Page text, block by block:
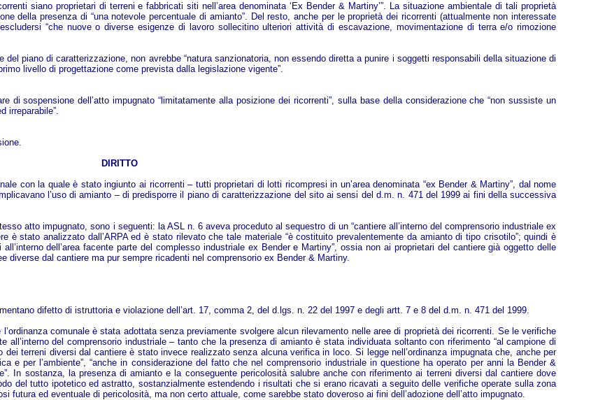
siano proprietari di terreni e fabbricati siti nell’area denominata ‘Ex Bender & Martiny’”. La situazione ambientale di tali proprietà
della presenza di “una notevole percentuale di amianto”. Del resto, anche per le proprietà dei ricorrenti (attualmente non interessate
“che nuove o diverse esigenze di lavoro sollecitino ulteriori attività di escavazione, movimentazione di terra e/o rimozione
piano di caratterizzazione, non avrebbe “natura sanzionatoria, non essendo diretta a punire i soggetti responsabili della situazione di
livello di progettazione come prevista dalla legislazione vigente”.
sospensione dell’atto impugnato “limitatamente alla posizione dei ricorrenti”, sulla base della considerazione che “non sussiste un
irreparabile”.
DIRITTO
con la quale è stato ingiunto ai ricorrenti – tutti proprietari di lotti ricompresi in un’area denominata “ex Bender & Martiny”, dal nome
l’uso di amianto – di predisporre il piano di caratterizzazione del sito ai sensi del d.m. n. 471 del 1999 ai fini della successiva
atto impugnato, sono i seguenti: la ASL n. 6 aveva proceduto al sequestro di un “cantiere all’interno del comprensorio industriale ex
è stato analizzato dall’ARPA ed è stato rilevato che tale materiale “è costituito prevalentemente da amianto di tipo crisotilo”; quindi è
dell’area facente parte del complesso industriale ex Bender e Martiny”, ossia non ai proprietari del cantiere già oggetto delle
diverse dal cantiere ma pur sempre ricadenti nel comprensorio ex Bender & Martiny.
difetto di istruttoria e violazione dell’art. 17, comma 2, del d.lgs. n. 22 del 1997 e degli artt. 7 e 8 del d.m. n. 471 del 1999.
comunale è stata adottata senza previamente svolgere alcun rilevamento nelle aree di proprietà dei ricorrenti. Se le verifiche
all’interno del comprensorio industriale – tanto che la presenza di amianto è stata individuata soltanto con riferimento “al campione di
terreni diversi dal cantiere è stato invece realizzato senza alcuna verifica in loco. Si legge nell’ordinanza impugnata che, anche per
e per l’ambiente”, “anche in considerazione del fatto che nel comprensorio industriale in questione ha operato per anni la Bender &
In sostanza, la presenza di amianto e la conseguente pericolosità salubre anche con riferimento ai terreni diversi dal cantiere dove
del tutto ipotetico ed astratto, sostanzialmente estendendo i risultati che si erano ricavati a seguito delle verifiche operate sulla zona
futura ed eventuale di pericolosità, ma non certo attuale, come sarebbe stato doveroso ai fini dell’adozione dell’atto impugnato.